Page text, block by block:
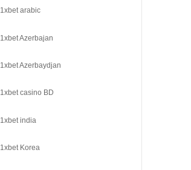
1xbet arabic
1xbet Azerbajan
1xbet Azerbaydjan
1xbet casino BD
1xbet india
1xbet Korea